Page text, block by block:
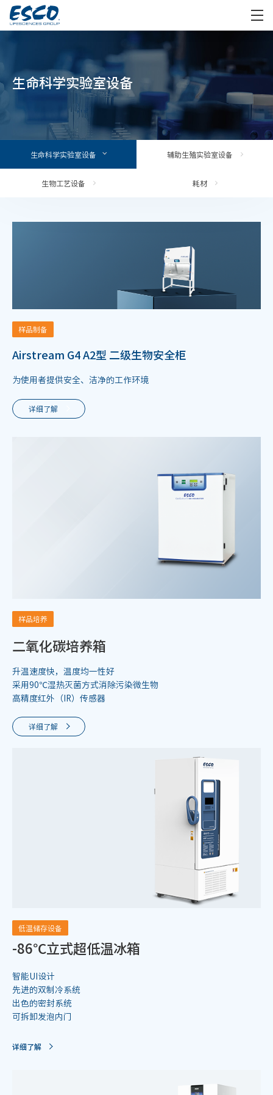
生命科学实验室设备
生命科学实验室设备 辅助生殖实验室设备
生物工艺设备 耗材
样品制备
Airstream G4 A2型 二级生物安全柜
为使用者提供安全、洁净的工作环境
详细了解
样品培养
二氧化碳培养箱
升温速度快，温度均一性好
采用90℃湿热灭菌方式消除污染微生物
高精度红外（IR）传感器
详细了解
低温储存设备
-86℃立式超低温冰箱
智能UI设计
先进的双制冷系统
出色的密封系统
可拆卸发泡内门
详细了解